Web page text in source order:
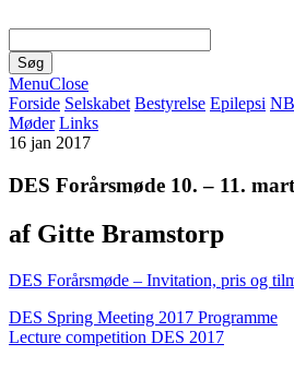
MenuClose
Forside Selskabet Bestyrelse Epilepsi
Møder Links
16 jan 2017
DES Forårsmøde 10. – 11.
af Gitte Bramstorp
DES Forårsmøde – Invitation, pris og
DES Spring Meeting 2017 Programme
Lecture competition DES 2017